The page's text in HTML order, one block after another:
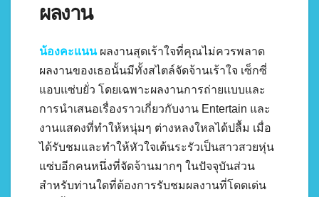
ผลงาน
น้องคะแนนผลงานสุดเร้าใจที่คุณไม่ควรพลาด
ผลงานของเธอนั้นมีทั้งสไตล์จัดจ้านเร้าใจ เซ็กซี่
แอบแซ่บยั่ว โดยเฉพาะผลงานการถ่ายแบบและ
การนำเสนอเรื่องราวเกี่ยวกับงาน Entertain และ
งานแสดงที่ทำให้หนุ่มๆ ต่างหลงใหลได้ปลื้ม เมื่อ
ได้รับชมและทำให้หัวใจเต้นระรัวเป็นสาวสวยหุ่น
แซ่บอีกคนหนึ่งที่จัดจ้านมากๆ ในปัจจุบันส่วน
สำหรับท่านใดที่ต้องการรับชมผลงานที่โดดเด่น